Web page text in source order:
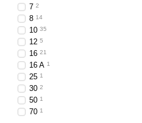
7 2
8 14
10 35
12 5
16 21
16 A 1
25 1
30 2
50 1
70 1